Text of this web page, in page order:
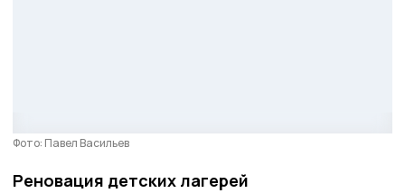
Фото: Павел Васильев
Реновация детских лагерей